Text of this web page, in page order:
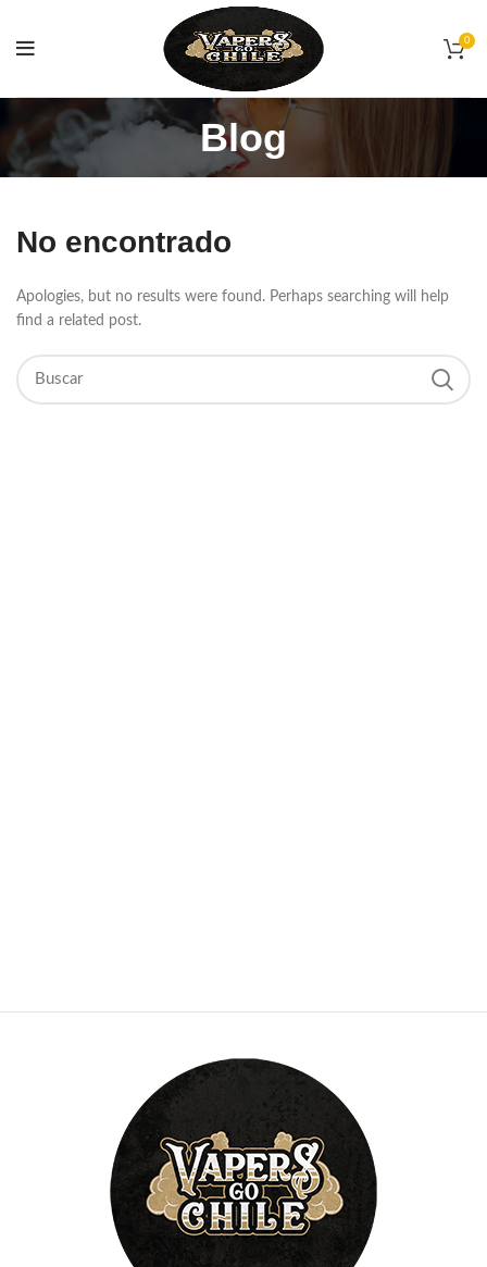
0
Blog
No encontrado
Apologies, but no results were found. Perhaps searching will help
find a related post.